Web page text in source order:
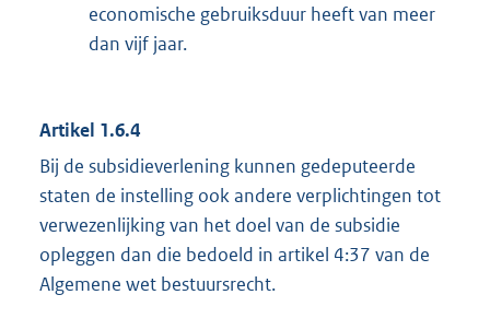
economische gebruiksduur heeft van meer
dan vijf jaar.
Artikel 1.6.4
Bij de subsidieverlening kunnen gedeputeerde
staten de instelling ook andere verplichtingen tot
verwezenlijking van het doel van de subsidie
opleggen dan die bedoeld in artikel 4:37 van de
Algemene wet bestuursrecht.